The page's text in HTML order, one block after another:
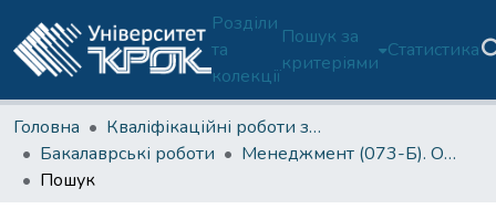
Розділи
та
колекції
Пошук за
критеріями
Статистика
Головна
Кваліфікаційні роботи здобувачів освіти
Бакалаврські роботи
Менеджмент (073-Б). ОП "Менеджмент"
Пошук